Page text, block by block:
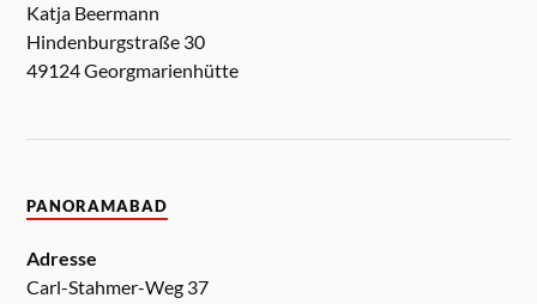
Katja Beermann
Hindenburgstraße 30
49124 Georgmarienhütte
PANORAMABAD
Adresse
Carl-Stahmer-Weg 37